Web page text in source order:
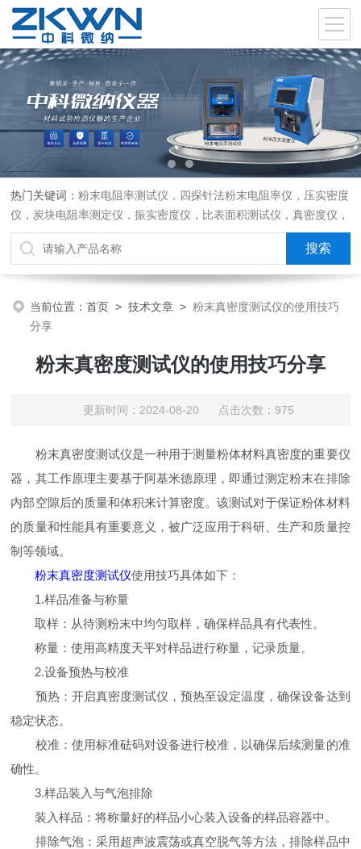
热门关键词：粉末电阻率测试仪，四探针法粉末电阻率仪，压实密度
仪，炭块电阻率测定仪，振实密度仪，比表面积测试仪，真密度仪，
炭块热膨胀仪，炭块透气率仪，炭块二氧化碳反应测定仪
当前位置：首页 >技术文章 >粉末真密度测试仪的使用技巧
分享
粉末真密度测试仪的使用技巧分享
更新时间：2024-08-20 点击次数：975
粉末真密度测试仪是一种用于测量粉体材料真密度的重要仪
器，其工作原理主要基于阿基米德原理，即通过测定粉末在排除
内部空隙后的质量和体积来计算密度。该测试对于保证粉体材料
的质量和性能具有重要意义，被广泛应用于科研、生产和质量控
制等领域。
粉末真密度测试仪使用技巧具体如下：
1.样品准备与称量
取样：从待测粉末中均匀取样，确保样品具有代表性。
称量：使用高精度天平对样品进行称量，记录质量。
2.设备预热与校准
预热：开启真密度测试仪，预热至设定温度，确保设备达到
稳定状态。
校准：使用标准砝码对设备进行校准，以确保后续测量的准
确性。
3.样品装入与气泡排除
装入样品：将称量好的样品小心装入设备的样品容器中。
排除气泡：采用超声波震荡或真空脱气等方法，排除样品中